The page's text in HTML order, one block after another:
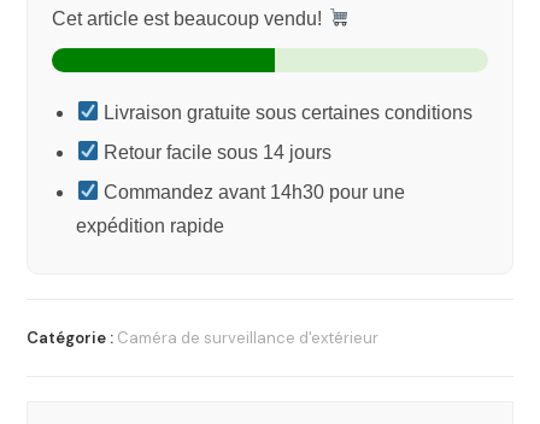
Cet article est beaucoup vendu!
Livraison gratuite sous certaines conditions
Retour facile sous 14 jours
Commandez avant 14h30 pour une
expédition rapide
Catégorie : Caméra de surveillance d'extérieur